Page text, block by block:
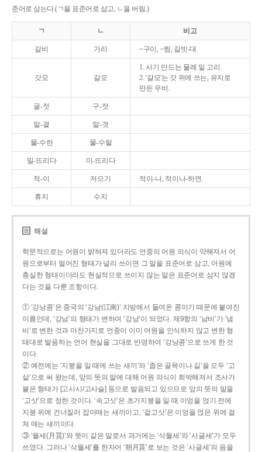
준어로 삼는다.(ㄱ을 표준어로 삼고, ㄴ을 버림.)
ㄱ ㄴ 비고
갈비 가리 ~구이, ~찜, 갈빗-대.
갓모 갈모
1. 사기 만드는 물레 밑 고리.
2. '갈모'는 갓 위에 쓰는, 유지로
만든 우비.
굴-젓 구-젓
말-곁 말-겻
물-수란 물-수랄
밀-뜨리다 미-뜨리다
적-이 저으기 적이-나, 적이나-하면.
휴지 수지
해설
학문적으로는 어원이 밝혀져 있더라도 언중의 어원 의식이 약해져서 어
원으로부터 멀어진 형태가 널리 쓰이면 그 말을 표준어로 삼고, 어원에
충실한 형태이더라도 현실적으로 쓰이지 않는 말은 표준어로 삼지 않겠
다는 것을 다룬 조항이다.
① ‘강낭콩’은 중국의 ‘강남(江南)’ 지방에서 들여온 콩이기 때문에 붙여진
이름인데, ‘강남’의 형태가 변하여 ‘강낭’이 되었다. 제9항의 ‘남비’가 ‘냄
비’로 변한 것과 마찬가지로 언중이 이미 어원을 인식하지 않고 변한 형
태대로 발음하는 언어 현실을 그대로 반영하여 ‘강낭콩’으로 쓰게 한 것
이다.
② 예전에는 ‘지붕을 일 때에 쓰는 새끼’와 ‘좁은 골목이나 길’을 모두 ‘고
샅’으로 써 왔는데, 앞의 뜻의 말에 대해 어원 의식이 희박해져서 조사가
붙은 형태가 [고사시/고사슬] 등으로 발음되고 있으므로 앞의 뜻의 말을
‘고삿’으로 정한 것이다. ‘속고삿’은 초가지붕을 일 때 이엉을 얹기 전에
지붕 위에 건너질러 잡아매는 새끼이고, ‘겉고삿’은 이엉을 얹은 위에 걸
쳐 매는 새끼이다.
③ ‘월세(月貰)’와 뜻이 같은 말로서 과거에는 ‘삭월세’와 ‘사글세’가 모두
쓰였다. 그러나 ‘삭월세’를 한자어 ‘朔月貰’로 보는 것은 ‘사글세’의 음을